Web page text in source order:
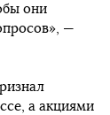
они
—
а акциями